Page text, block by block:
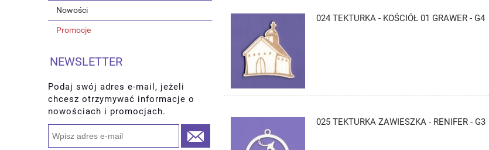
Nowości
Promocje
NEWSLETTER
Podaj swój adres e-mail, jeżeli
chcesz otrzymywać informacje o
nowościach i promocjach.
024 TEKTURKA - KOŚCIÓŁ 01 GRAWER - G4
025 TEKTURKA ZAWIESZKA - RENIFER - G3